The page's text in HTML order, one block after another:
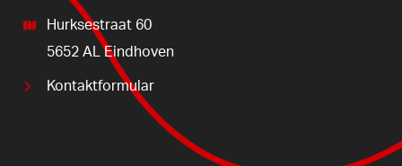
Hurksestraat 60
5652 AL Eindhoven
Kontaktformular